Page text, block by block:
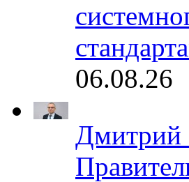
06.08.26
Дмитрий